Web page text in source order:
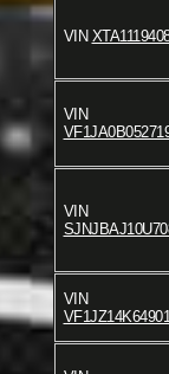
VIN
VIN
VIN
VIN